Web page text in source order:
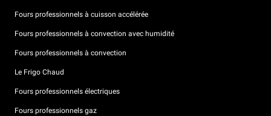
Fours professionnels à cuisson accélérée
Fours professionnels à convection avec humidité
Fours professionnels à convection
Le Frigo Chaud
Fours professionnels électriques
Fours professionnels gaz